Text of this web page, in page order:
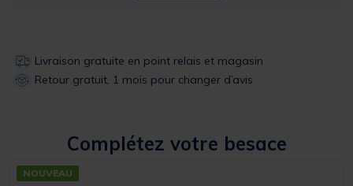
Livraison gratuite en point relais et magasin
Retour gratuit, 1 mois pour changer d’avis
Complétez votre besace
NOUVEAU